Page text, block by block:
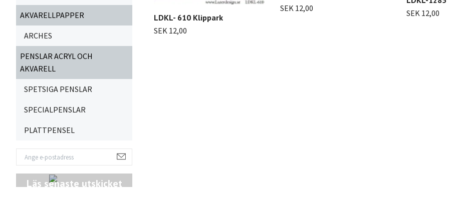
AKVARELLPAPPER
ARCHES
PENSLAR ACRYL OCH
AKVARELL
SPETSIGA PENSLAR
SPECIALPENSLAR
PLATTPENSEL
Läs senaste utskicket
LDKL- 610 Klippark
SEK 12,00
SEK 12,00
SEK 12,00